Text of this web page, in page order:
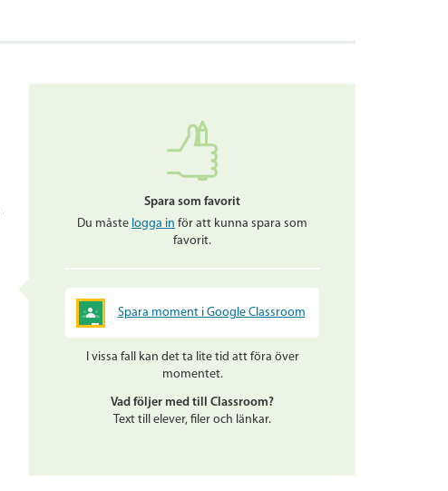
Spara som favorit
Du måste logga in för att kunna spara som
favorit.
Spara moment i Google Classroom
I vissa fall kan det ta lite tid att föra över
momentet.
Vad följer med till Classroom?
Text till elever, filer och länkar.